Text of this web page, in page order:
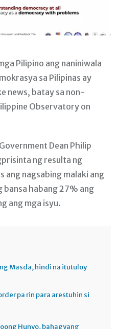
Pilipino ang naniniwala
sa Pilipinas ay
news, batay sa non-
Observatory on
Dean Philip
ng resulta ng
ang nagsabing malaki ang
bansa habang 27% ang
ang mga isyu.
Masda, hindi na itutuloy
pa rin para arestuhin si
Hunyo, bahagyang